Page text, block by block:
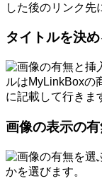
した後のリンク先
タイトルを決
ルはMyLinkBoxの
に記載して行きま
画像の表示の
かを選びます。